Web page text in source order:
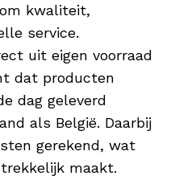
kwaliteit,
service.
uit eigen voorraad
dat producten
dag geleverd
als België. Daarbij
gerekend, wat
maakt.